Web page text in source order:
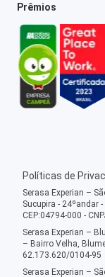
Prêmios
Políticas de
Serasa Experian –
Sucupira - 24ºandar
CEP:04794-000 -
Serasa Experian –
– Bairro Velha,
62.173.620/0104-95
Serasa Experian –